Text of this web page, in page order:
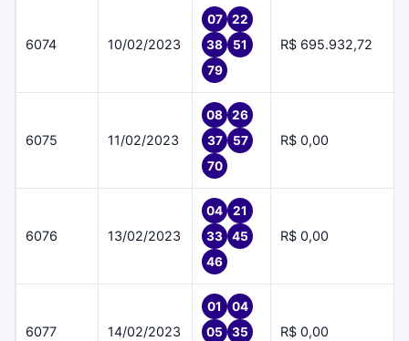
6074 10/02/2023
07
22
38
51
79
R$ 695.932,72
6075 11/02/2023
08
26
37
57
70
R$ 0,00
6076 13/02/2023
04
21
33
45
46
R$ 0,00
6077 14/02/2023
01
04
05
35
R$ 0,00